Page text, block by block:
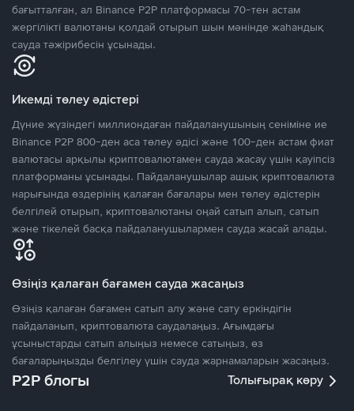
бағытталған, ал Binance P2P платформасы 70-тен астам
жергілікті валютаны қолдай отырып шын мәнінде жаһандық
сауда тәжірибесін ұсынады.
Икемді төлеу әдістері
Дүние жүзіндегі миллиондаған пайдаланушының сеніміне ие
Binance P2P 800-ден аса төлеу әдісі және 100-ден астам фиат
валютасы арқылы криптовалютамен сауда жасау үшін қауіпсіз
платформаны ұсынады. Пайдаланушылар ашық криптовалюта
нарығында өздерінің қалаған бағалары мен төлеу әдістерін
белгілей отырып, криптовалютаны оңай сатып алып, сатып
және тікелей басқа пайдаланушылармен сауда жасай алады.
Өзіңіз қалаған бағамен сауда жасаңыз
Өзіңіз қалаған бағамен сатып алу және сату еркіндігін
пайдаланып, криптовалюта саудалаңыз. Ағымдағы
ұсыныстарды сатып алыңыз немесе сатыңыз, өз
бағаларыңызды белгілеу үшін сауда жарнамаларын жасаңыз.
P2P блогы Толығырақ көру